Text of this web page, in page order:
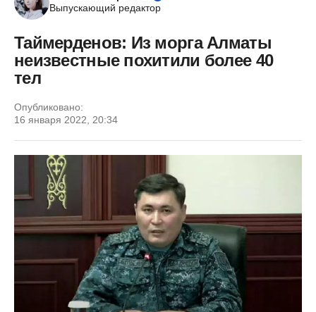
Выпускающий редактор
Таймерденов: Из морга Алматы
неизвестные похитили более 40
тел
Опубликовано:
16 января 2022, 20:34